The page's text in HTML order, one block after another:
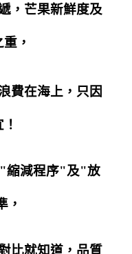
，芒果新鮮度及
，
費在海上，只因
"縮減程序"及"放
，
比就知道，品質